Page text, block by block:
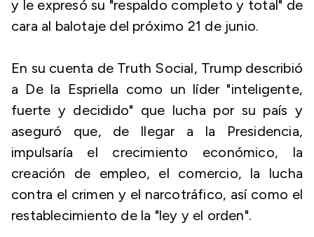
y le expresó su "respaldo completo y total" de
cara al balotaje del próximo 21 de junio.
En su cuenta de Truth Social, Trump describió
a De la Espriella como un líder "inteligente,
fuerte y decidido" que lucha por su país y
aseguró que, de llegar a la Presidencia,
impulsaría el crecimiento económico, la
creación de empleo, el comercio, la lucha
contra el crimen y el narcotráfico, así como el
restablecimiento de la "ley y el orden".